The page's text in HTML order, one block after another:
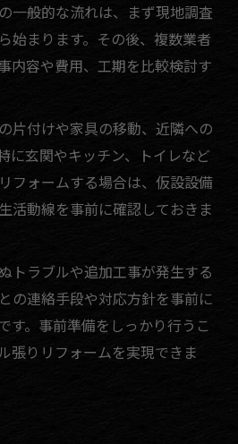
一般的な流れは、まず現地調査
始まります。その後、複数業者
内容や費用、工期を比較検討す
片付けや家具の移動、近隣への
に玄関やキッチン、トイレなど
フォームする場合は、仮設設備
活動線を事前に確認しておきま
トラブルや追加工事が発生する
の連絡手段や対応方針を事前に
す。事前準備をしっかり行うこ
張りリフォームを実現できま